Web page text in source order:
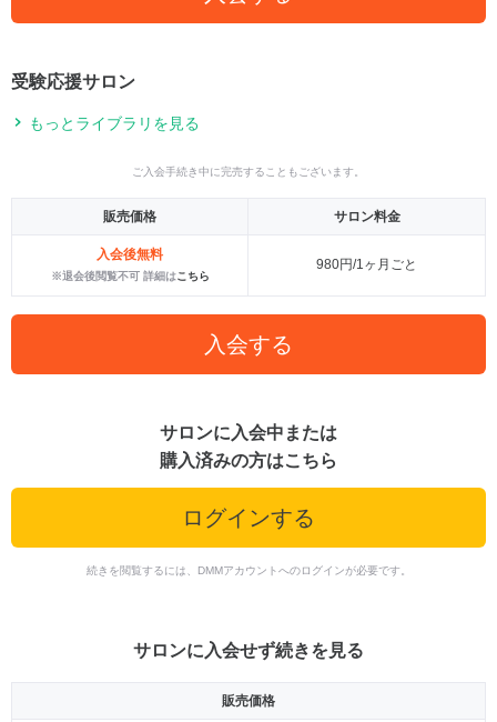
受験応援サロン
もっとライブラリを見る
ご入会手続き中に完売することもございます。
販売価格 サロン料金
入会後無料
※退会後閲覧不可 詳細はこちら
980円/1ヶ月ごと
入会する
サロンに入会中または
購入済みの方はこちら
ログインする
続きを閲覧するには、DMMアカウントへのログインが必要です。
サロンに入会せず続きを見る
販売価格